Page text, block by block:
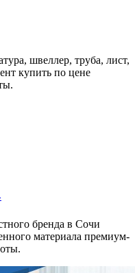
швеллер, труба, лист,
купить по цене
бренда в Сочи
материала премиум-